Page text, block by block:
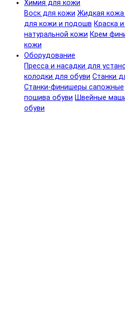
Химия для кожи
Воск для кожи Жидкая
для кожи и подошв Краска
натуральной кожи Крем
кожи
Оборудование
Пресса и насадки для
колодки для обуви Станки
Станки-финишеры сапожные
пошива обуви Швейные
обуви